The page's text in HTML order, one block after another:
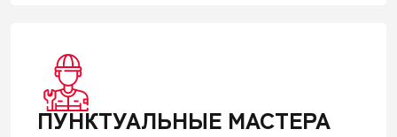
ПУНКТУАЛЬНЫЕ МАСТЕРА